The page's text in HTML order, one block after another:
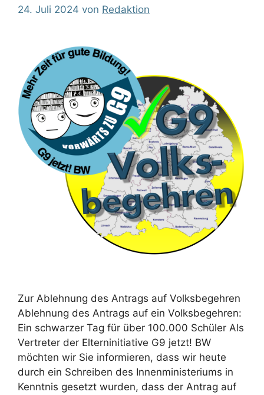
24. Juli 2024 von Redaktion
Zur Ablehnung des Antrags auf Volksbegehren
Ablehnung des Antrags auf ein Volksbegehren:
Ein schwarzer Tag für über 100.000 Schüler Als
Vertreter der Elterninitiative G9 jetzt! BW
möchten wir Sie informieren, dass wir heute
durch ein Schreiben des Innenministeriums in
Kenntnis gesetzt wurden, dass der Antrag auf